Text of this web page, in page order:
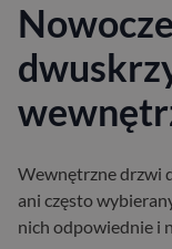
Wewnętrzne drzwi
ani często
nich odpowiednie i